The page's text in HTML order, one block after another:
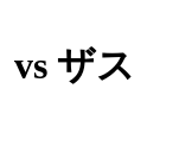
vs ザス